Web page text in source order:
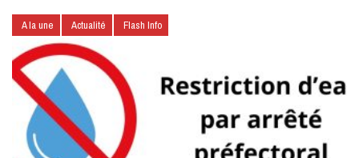
A la une Actualité Flash Info